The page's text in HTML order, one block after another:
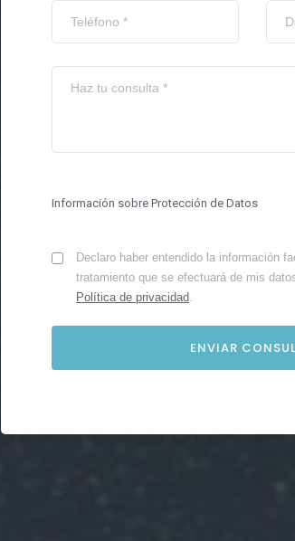
Información sobre Protección de Datos
Declaro haber entendido la información
tratamiento que se efectuará de mis
Política de privacidad.